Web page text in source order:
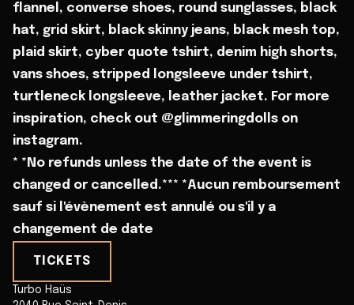
flannel, converse shoes, round sunglasses, black
hat, grid skirt, black skinny jeans, black mesh top,
plaid skirt, cyber quote tshirt, denim high shorts,
vans shoes, stripped longsleeve under tshirt,
turtleneck longsleeve, leather jacket. For more
inspiration, check out @glimmeringdolls on
instagram.
* *No refunds unless the date of the event is
changed or cancelled.*** *Aucun remboursement
sauf si l'évènement est annulé ou s'il y a
changement de date
TICKETS
Turbo Haüs